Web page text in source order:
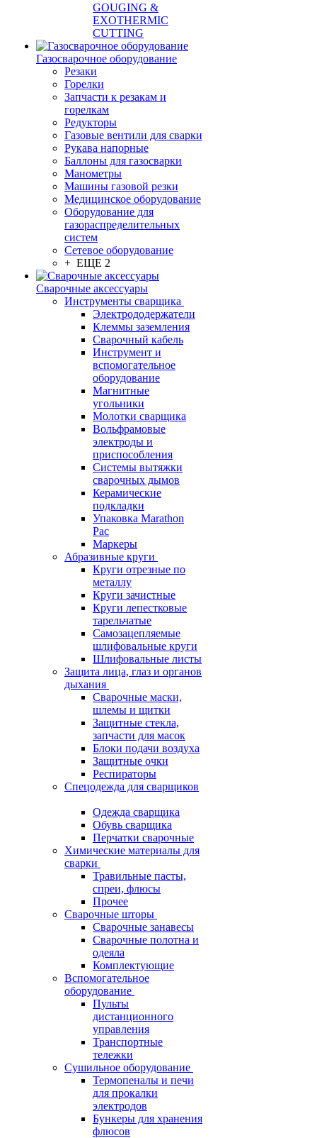
GOUGING &
EXOTHERMIC
CUTTING
Газосварочное оборудование
Резаки
Горелки
Запчасти к резакам и
горелкам
Редукторы
Газовые вентили для сварки
Рукава напорные
Баллоны для газосварки
Манометры
Машины газовой резки
Медицинское оборудование
Оборудование для
газораспределительных
систем
Сетевое оборудование
+ ЕЩЕ 2
Сварочные аксессуары
Инструменты сварщика
Электрододержатели
Клеммы заземления
Сварочный кабель
Инструмент и
вспомогательное
оборудование
Магнитные
угольники
Молотки сварщика
Вольфрамовые
электроды и
приспособления
Системы вытяжки
сварочных дымов
Керамические
подкладки
Упаковка Marathon
Pac
Маркеры
Абразивные круги
Круги отрезные по
металлу
Круги зачистные
Круги лепестковые
тарельчатые
Самозацепляемые
шлифовальные круги
Шлифовальные листы
Защита лица, глаз и органов
дыхания
Сварочные маски,
шлемы и щитки
Защитные стекла,
запчасти для масок
Блоки подачи воздуха
Защитные очки
Респираторы
Спецодежда для сварщиков
Одежда сварщика
Обувь сварщика
Перчатки сварочные
Химические материалы для
сварки
Травильные пасты,
спреи, флюсы
Прочее
Сварочные шторы
Сварочные занавесы
Сварочные полотна и
одеяла
Комплектующие
Вспомогательное
оборудование
Пульты
дистанционного
управления
Транспортные
тележки
Сушильное оборудование
Термопеналы и печи
для прокалки
электродов
Бункеры для хранения
флюсов